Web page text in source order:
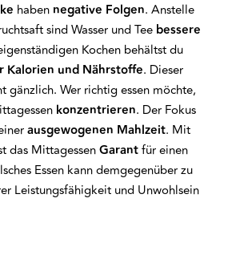
haben negative Folgen. Anstelle
sind Wasser und Tee bessere
Kochen behältst du
Kalorien und Nährstoffe. Dieser
gänzlich. Wer richtig essen möchte,
konzentrieren. Der Fokus
ausgewogenen Mahlzeit. Mit
das MittagessenGarantfür einen
Essen kann demgegenüber zu
Leistungsfähigkeit und Unwohlsein